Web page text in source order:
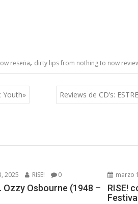
reseña, dirty lips from nothing to now
Youth» Reviews de CD’s:
2025 RISE! 0
Ozzy Osbourne (1948 –
marzo
RISE!